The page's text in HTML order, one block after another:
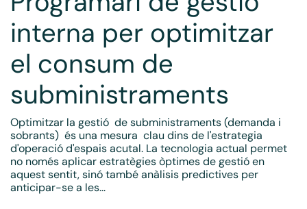
interna per optimitzar
el consum de
subministraments
Optimitzar la gestió de subministraments (demanda i
sobrants) és una mesura clau dins de l'estrategia
d'operació d'espais acutal. La tecnologia actual permet
no només aplicar estratègies òptimes de gestió en
aquest sentit, sinó també anàlisis predictives per
anticipar-se a les...